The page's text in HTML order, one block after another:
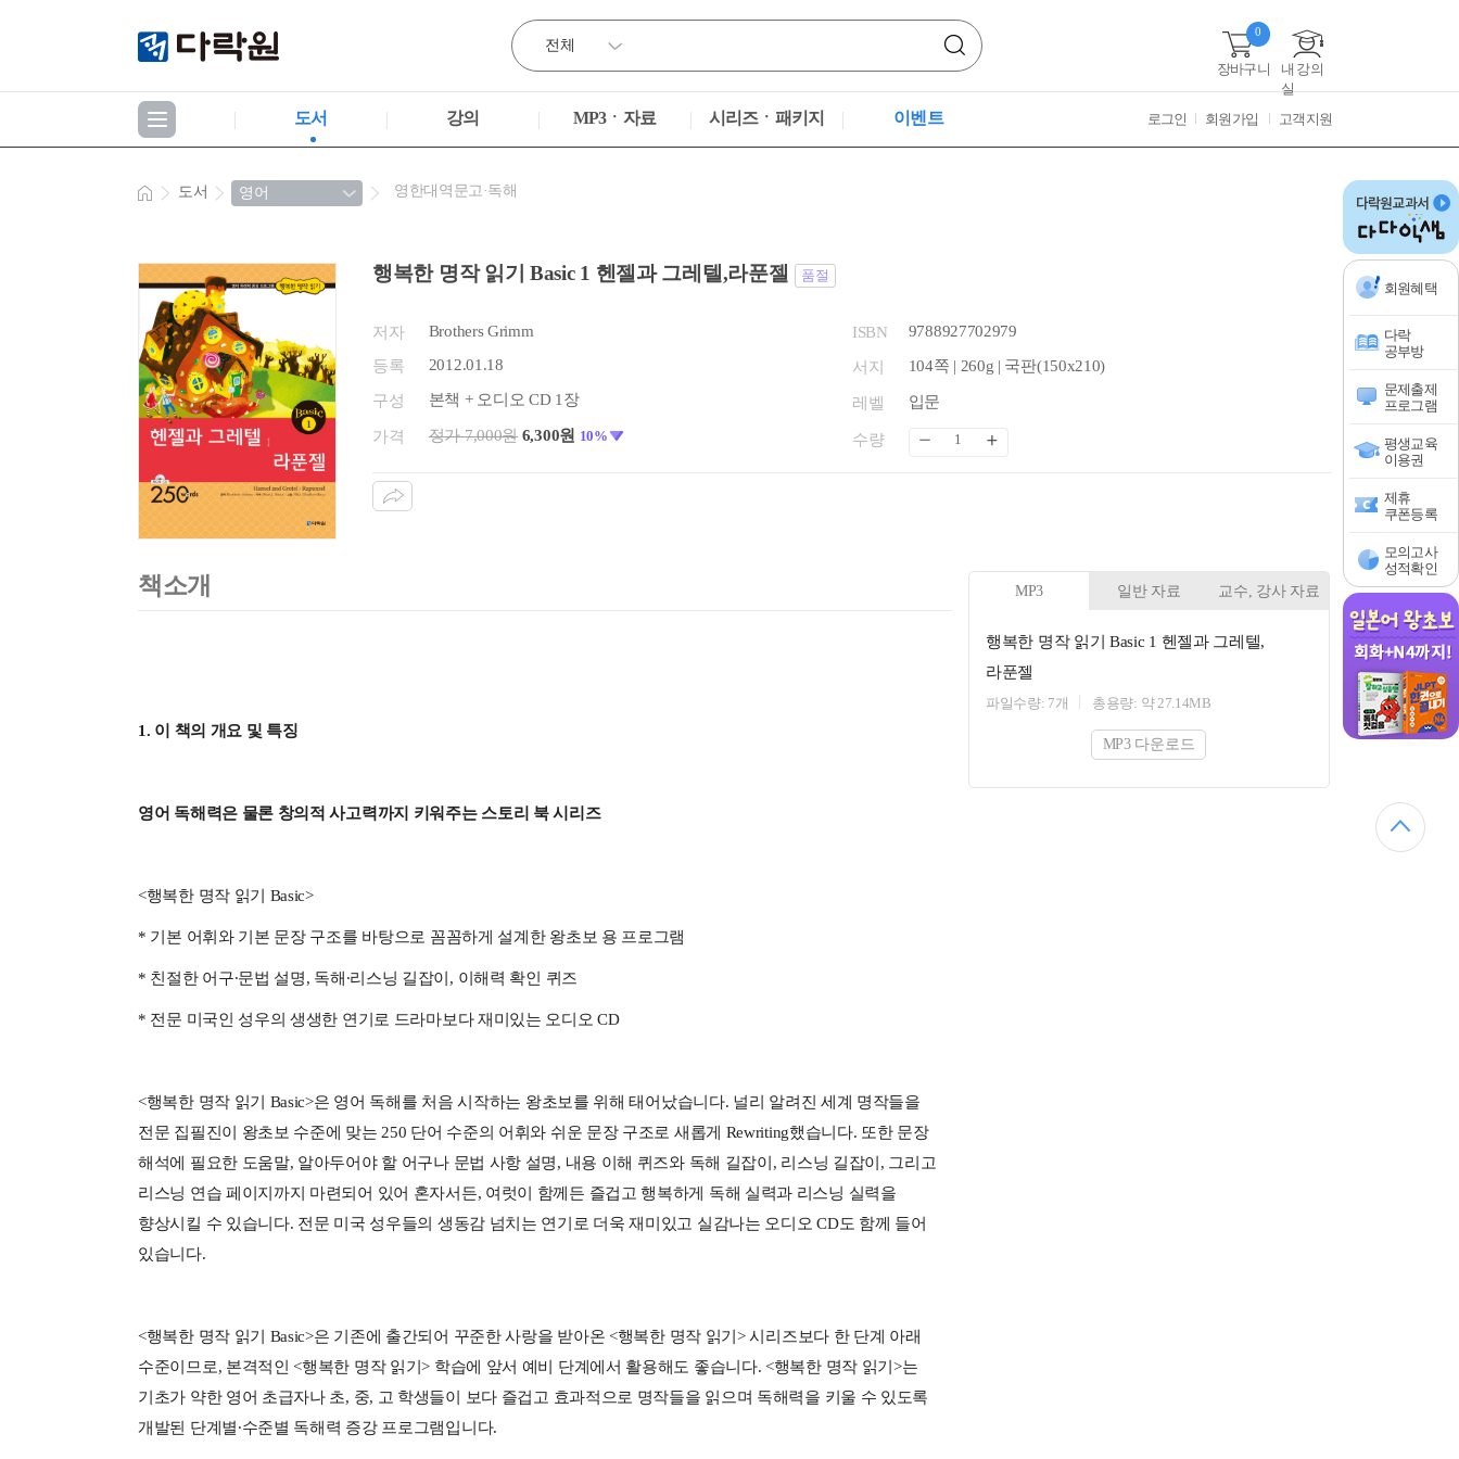
장바구니
0
내 강의
실
도서 강의 MP3ㆍ자료 시리즈ㆍ패키지 이벤트 로그인 회원가입 고객지원
회원혜택
다락
공부방
문제출제
프로그램
평생교육
이용권
제휴
쿠폰등록
모의고사
성적확인
도서 영한대역문고·독해
행복한 명작 읽기 Basic 1 헨젤과 그레텔,라푼젤 품절
저자 Brothers Grimm
등록 2012.01.18
구성 본책 + 오디오 CD 1장
가격 정가 7,000원 6,300원 10%
ISBN 9788927702979
서지 104쪽 | 260g | 국판(150x210)
레벨 입문
수량
책소개
1. 이 책의 개요 및 특징
영어 독해력은 물론 창의적 사고력까지 키워주는 스토리 북 시리즈
<행복한 명작 읽기 Basic>
* 기본 어휘와 기본 문장 구조를 바탕으로 꼼꼼하게 설계한 왕초보 용 프로그램
* 친절한 어구∙문법 설명, 독해∙리스닝 길잡이, 이해력 확인 퀴즈
* 전문 미국인 성우의 생생한 연기로 드라마보다 재미있는 오디오 CD
<행복한 명작 읽기 Basic>은 영어 독해를 처음 시작하는 왕초보를 위해 태어났습니다. 널리 알려진 세계 명작들을
전문 집필진이 왕초보 수준에 맞는 250 단어 수준의 어휘와 쉬운 문장 구조로 새롭게 Rewriting했습니다. 또한 문장
해석에 필요한 도움말, 알아두어야 할 어구나 문법 사항 설명, 내용 이해 퀴즈와 독해 길잡이, 리스닝 길잡이, 그리고
리스닝 연습 페이지까지 마련되어 있어 혼자서든, 여럿이 함께든 즐겁고 행복하게 독해 실력과 리스닝 실력을
향상시킬 수 있습니다. 전문 미국 성우들의 생동감 넘치는 연기로 더욱 재미있고 실감나는 오디오 CD도 함께 들어
있습니다.
<행복한 명작 읽기 Basic>은 기존에 출간되어 꾸준한 사랑을 받아온 <행복한 명작 읽기> 시리즈보다 한 단계 아래
수준이므로, 본격적인 <행복한 명작 읽기> 학습에 앞서 예비 단계에서 활용해도 좋습니다. <행복한 명작 읽기>는
기초가 약한 영어 초급자나 초, 중, 고 학생들이 보다 즐겁고 효과적으로 명작들을 읽으며 독해력을 키울 수 있도록
개발된 단계별∙수준별 독해력 증강 프로그램입니다.
MP3 일반 자료 교수, 강사 자료
행복한 명작 읽기 Basic 1 헨젤과 그레텔,
라푼젤
파일수량: 7개 총용량: 약 27.14MB
MP3 다운로드